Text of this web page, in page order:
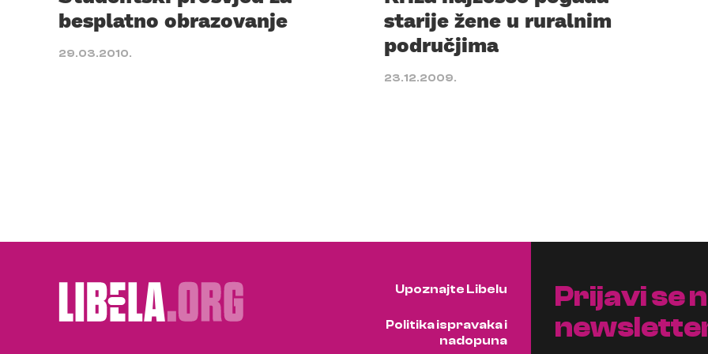
besplatno obrazovanje
29.03.2010.
starije žene u ruralnim
područjima
23.12.2009.
Upoznajte Libelu
Politika ispravaka i
nadopuna
Prijavi se